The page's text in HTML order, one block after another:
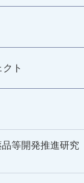
ト
等開発推進研究